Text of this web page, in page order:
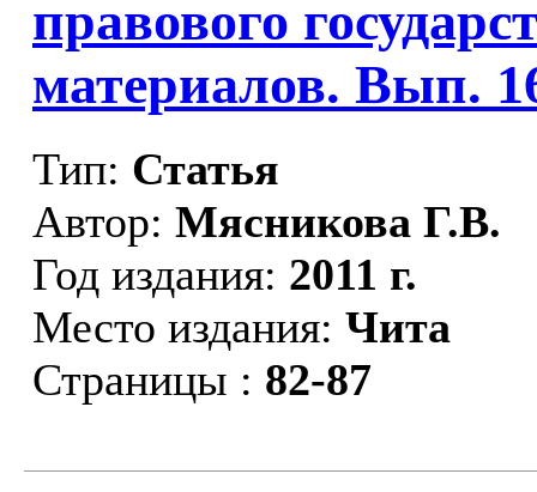
правового
материалов. Вып.
Тип: Статья
Автор: Мясникова Г.В.
Год издания: 2011 г.
Место издания: Чита
Страницы : 82-87